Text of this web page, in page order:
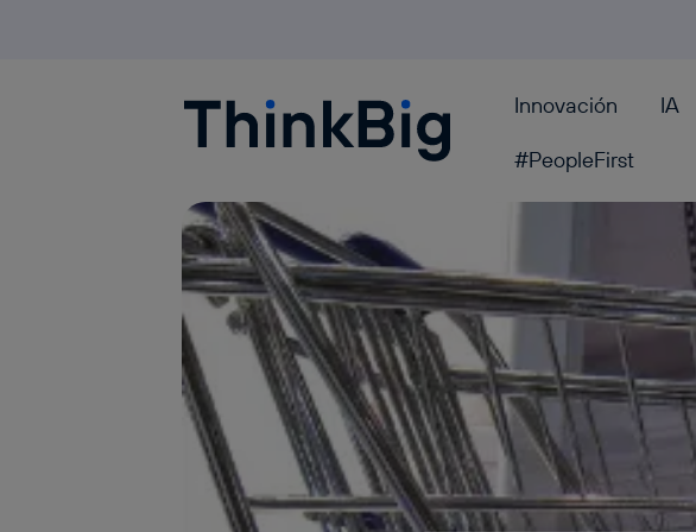
Blogthinkbig.com Innovación IA
#PeopleFirst